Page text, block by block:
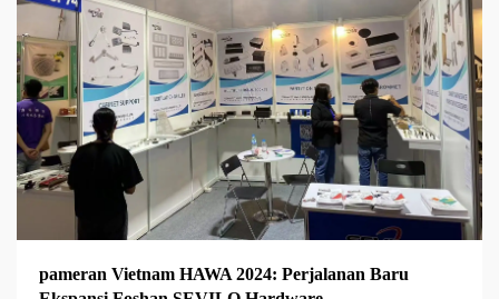
pameran Vietnam HAWA 2024: Perjalanan Baru